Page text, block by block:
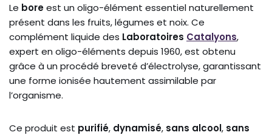
Le boreest un oligo-élément essentiel naturellement
présent dans les fruits, légumes et noix. Ce
complément liquide des Laboratoires Catalyons,
expert en oligo-éléments depuis 1960, est obtenu
grâce à un procédé breveté d’électrolyse, garantissant
une forme ionisée hautement assimilable par
l’organisme.
Ce produit est purifié, dynamisé, sans alcool, sans